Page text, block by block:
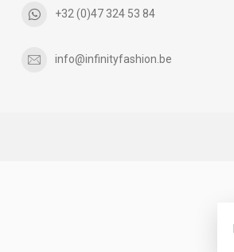
+32 (0)47 324 53 84
info@infinityfashion.be